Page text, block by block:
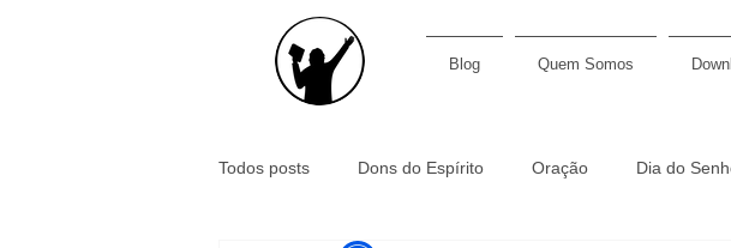
Blog Quem Somos
Todos posts Dons do Espírito Oração Dia do